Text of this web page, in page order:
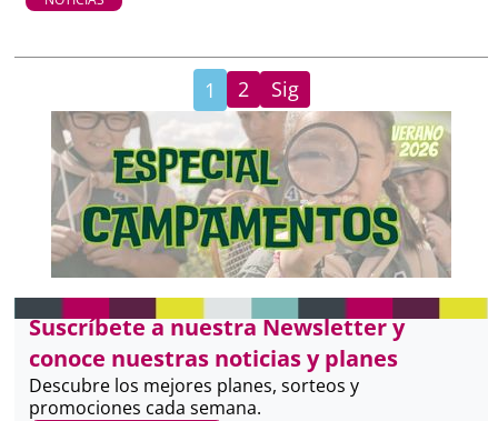
1 2 Sig
Suscríbete a nuestra Newsletter y
conoce nuestras noticias y planes
Descubre los mejores planes, sorteos y
promociones cada semana.